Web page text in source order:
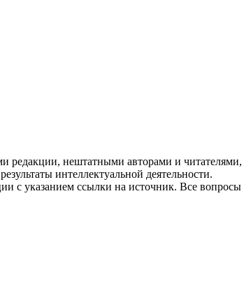
редакции, нештатными авторами и читателями,
интеллектуальной деятельности.
с указанием ссылки на источник. Все вопросы